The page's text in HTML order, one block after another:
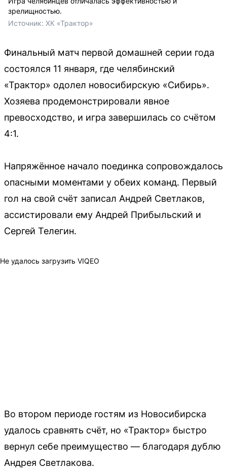
зрелищностью.
Источник: ХК «Трактор»
Финальный матч первой домашней серии года
состоялся 11 января, где челябинский
«Трактор» одолел новосибирскую «Сибирь».
Хозяева продемонстрировали явное
превосходство, и игра завершилась со счётом
4:1.
Напряжённое начало поединка сопровождалось
опасными моментами у обеих команд. Первый
гол на свой счёт записал Андрей Светлаков,
ассистировали ему Андрей Прибыльский и
Сергей Телегин.
Не удалось загрузить VIQEO
Во втором периоде гостям из Новосибирска
удалось сравнять счёт, но «Трактор» быстро
вернул себе преимущество — благодаря дублю
Андрея Светлакова.